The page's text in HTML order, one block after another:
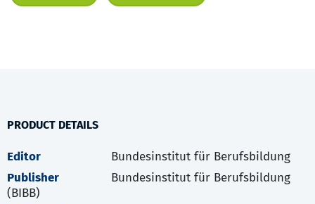
PRODUCT DETAILS
Editor
Bundesinstitut für Berufsbildung
Publisher
Bundesinstitut für Berufsbildung
(BIBB)